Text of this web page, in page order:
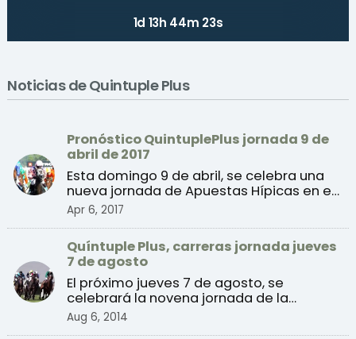
1d 13h 44m 23s
Noticias de Quintuple Plus
Pronóstico QuintuplePlus jornada 9 de
abril de 2017
Esta domingo 9 de abril, se celebra una
nueva jornada de Apuestas Hípicas en el
Apr 6, 2017
Quíntuple Plus, carreras jornada jueves
7 de agosto
El próximo jueves 7 de agosto, se
celebrará la novena jornada de la
Aug 6, 2014